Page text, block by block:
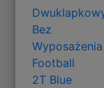
Bez
Wyposażenia
Football
2T Blue